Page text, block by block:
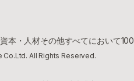
本・人材その他すべてにおいて
All Rights Reserved.